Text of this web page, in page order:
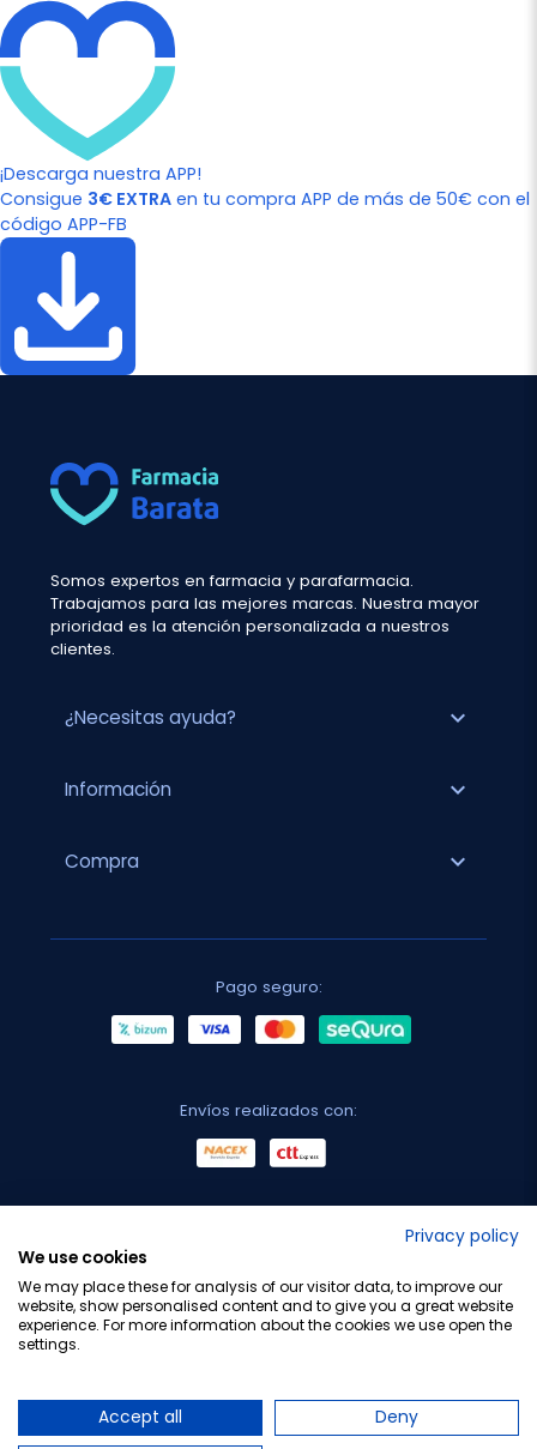
¡Descarga nuestra APP!
Consigue 3€ EXTRA en tu compra APP de más de 50€ con el
código APP-FB
Somos expertos en farmacia y parafarmacia.
Trabajamos para las mejores marcas. Nuestra mayor
prioridad es la atención personalizada a nuestros
clientes.
¿Necesitas ayuda? expand_more
Información expand_more
Compra expand_more
Pago seguro:
Envíos realizados con:
Privacy policy
We use cookies
We may place these for analysis of our visitor data, to improve our
website, show personalised content and to give you a great website
experience. For more information about the cookies we use open the
settings.
Accept all Deny